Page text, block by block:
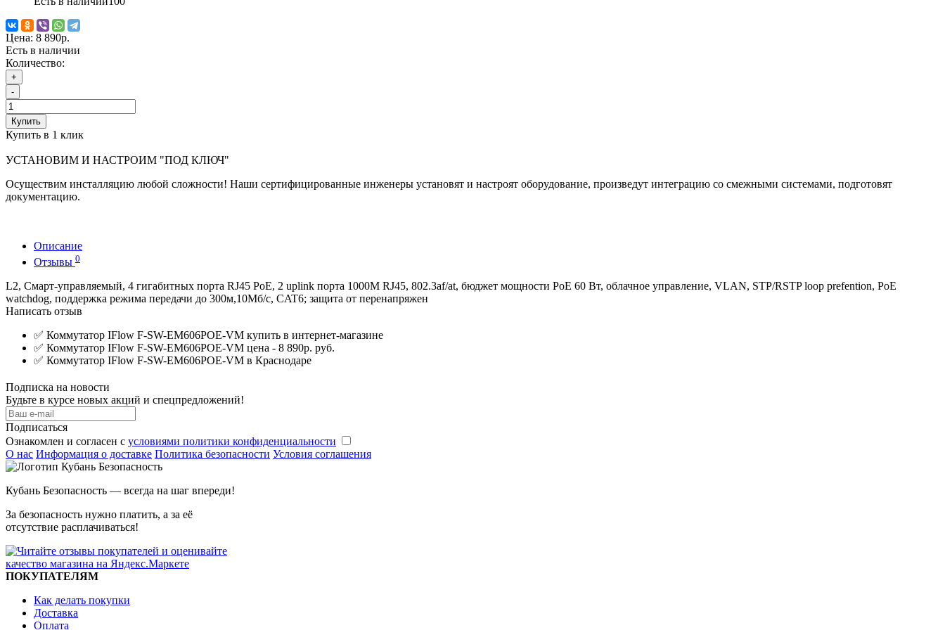
Цена: 8 890р.
Есть в наличии
Количество:
+
-
Купить
Купить в 1 клик
УСТАНОВИМ И НАСТРОИМ "ПОД КЛЮЧ"
Осуществим инсталляцию любой сложности! Наши сертифицированные инженеры установят и настроят оборудование, произведут интеграцию со смежными системами, подготовят
документацию.
Описание
Отзывы 0
L2, Смарт-управляемый, 4 гигабитных порта RJ45 PoE, 2 uplink порта 1000М RJ45, 802.3af/at, бюджет мощности PoE 60 Вт, облачное управление, VLAN, STP/RSTP loop prefention, PoE
watchdog, поддержка режима передачи до 300м,10Мб/с, CAT6; защита от перенапряжен
Написать отзыв
✅ Коммутатор IFlow F-SW-EM606POE-VM купить в интернет-магазине
✅ Коммутатор IFlow F-SW-EM606POE-VM цена - 8 890р. руб.
✅ Коммутатор IFlow F-SW-EM606POE-VM в Краснодаре
Подписка на новости
Будьте в курсе новых акций и спецпредложений!
Подписаться
Ознакомлен и согласен с условиями политики конфиденциальности
О нас Информация о доставке Политика безопасности Условия соглашения
Кубань Безопасность — всегда на шаг впереди!
За безопасность нужно платить, а за её
отсутствие расплачиваться!
ПОКУПАТЕЛЯМ
Как делать покупки
Доставка
Оплата